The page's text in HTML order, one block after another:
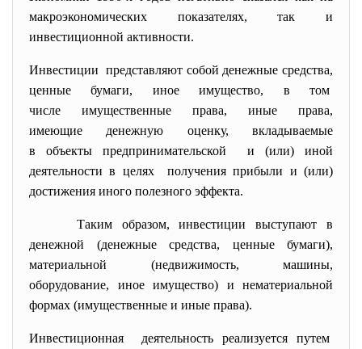
макроэкономических показателях, так и
инвестиционной активности.
Инвестиции представляют собой денежные средства,
ценные бумаги, иное имущество, в том
числе имущественные права, иные права,
имеющие денежную оценку, вкладываемые
в объекты предпринимательской и (или) иной
деятельности в целях получения прибыли и (или)
достижения иного полезного эффекта.
Таким образом, инвестиции выступают в
денежной (денежные средства, ценные бумаги),
материальной (недвижимость, машины,
оборудование, иное имущество) и нематериальной
формах (имущественные и иные права).
Инвестиционная деятельность реализуется путем